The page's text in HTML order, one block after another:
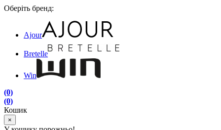
Оберіть бренд:
Ajour
Bretelle
Win
(0)
(0)
Кошик
×